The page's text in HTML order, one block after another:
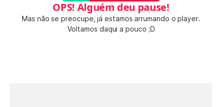
OPS! Alguém deu pause!
Mas não se preocupe, já estamos arrumando o player.
Voltamos daqui a pouco ;D